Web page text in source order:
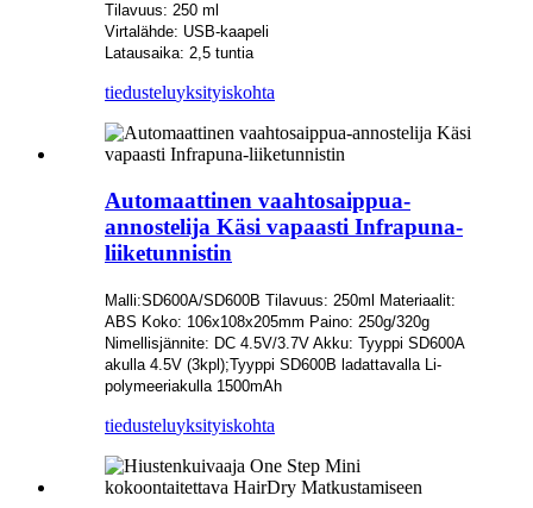
Tilavuus: 250 ml
Virtalähde: USB-kaapeli
Latausaika: 2,5 tuntia
tiedusteluyksityiskohta
Automaattinen vaahtosaippua-
annostelija Käsi vapaasti Infrapuna-
liiketunnistin
Malli:SD600A/SD600B Tilavuus: 250ml Materiaalit:
ABS Koko: 106x108x205mm Paino: 250g/320g
Nimellisjännite: DC 4.5V/3.7V Akku: Tyyppi SD600A
akulla 4.5V (3kpl);Tyyppi SD600B ladattavalla Li-
polymeeriakulla 1500mAh
tiedusteluyksityiskohta